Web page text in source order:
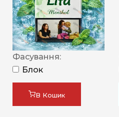
Фасування:
Блок
В Кошик